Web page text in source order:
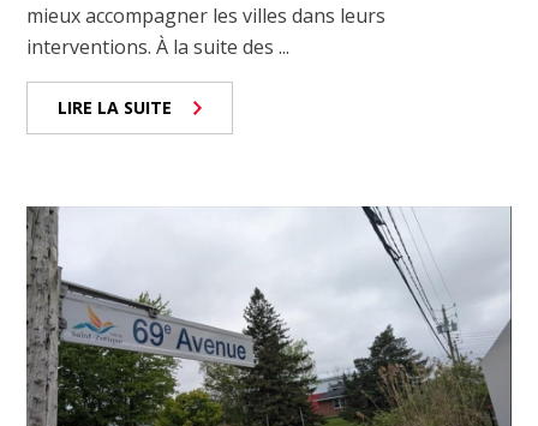
mieux accompagner les villes dans leurs
interventions. À la suite des ...
LIRE LA SUITE